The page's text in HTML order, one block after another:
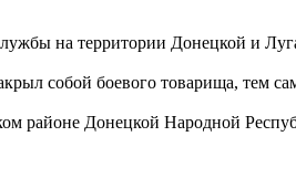
на территории Донецкой и
собой боевого товарища, тем
районе Донецкой Народной